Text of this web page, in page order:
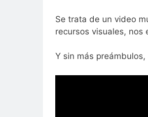
Se trata de un video
recursos visuales, nos
Y sin más